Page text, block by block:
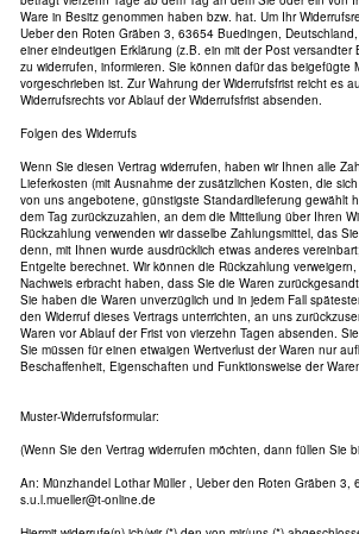
Ware in Besitz genommen haben bzw. hat. Um Ihr
Ueber den Roten Gräben 3, 63654 Buedingen,
einer eindeutigen Erklärung (z.B. ein mit der Post
zu widerrufen, informieren. Sie können dafür das beigefügte
vorgeschrieben ist. Zur Wahrung der Widerrufsfrist reicht es
Widerrufsrechts vor Ablauf der Widerrufsfrist absenden.
Folgen des Widerrufs
Wenn Sie diesen Vertrag widerrufen, haben wir Ihnen alle
Lieferkosten (mit Ausnahme der zusätzlichen Kosten, die
von uns angebotene, günstigste Standardlieferung gewählt
dem Tag zurückzuzahlen, an dem die Mitteilung über Ihren
Rückzahlung verwenden wir dasselbe Zahlungsmittel, das
denn, mit Ihnen wurde ausdrücklich etwas anderes
Entgelte berechnet. Wir können die Rückzahlung
Nachweis erbracht haben, dass Sie die Waren
Sie haben die Waren unverzüglich und in jedem Fall
den Widerruf dieses Vertrags unterrichten, an uns
Waren vor Ablauf der Frist von vierzehn Tagen absenden.
Sie müssen für einen etwaigen Wertverlust der Waren nur
Beschaffenheit, Eigenschaften und Funktionsweise der
Muster-Widerrufsformular:
(Wenn Sie den Vertrag widerrufen möchten, dann füllen Sie
An: Münzhandel Lothar Müller , Ueber den Roten Gräben
s.u.l.mueller@t-online.de